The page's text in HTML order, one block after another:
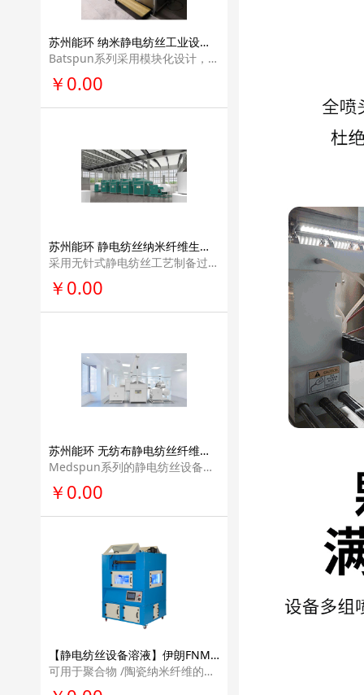
苏州能环 纳米静电纺丝工业设备材料生产线产业化解决方案能源电池材料领域专业量产设备Batspun系列
Batspun系列采用模块化设计，扩展性强，可根 据客户需求定制产能；兼容性高，可根据客户需求定制多种配件用于环境控制，多组分 纺丝等。
￥0.00
苏州能环 静电纺丝纳米纤维生产线产业化解决方案流水线量产设备Filspun系列
采用无针式静电纺丝工艺制备过滤材料的专业 量产设备。其具有多个非针式的静电纺丝发射极，保证了纳米纤维丝在基底上分布均匀 的同时还提供了较大的产能。
￥0.00
苏州能环 无纺布静电纺丝纤维设备装置材料价格 生产线产业化解决方案专业量产设备Medspun系列
Medspun系列的静电纺丝设备是针对医用材料的专业量产设备。其针对血管支架，生 物敷料和组织工程提供了不同的接收器，同时其兼容多针式，同轴针式，非针式纺丝发 射极适用于多种静电纺丝原料。
￥0.00
【静电纺丝设备溶液】伊朗FNM公司进口吹喷式中试级台式静电纺丝机设备科研教学研发电纺丝设备NFL60RB
可用于聚合物 /陶瓷纳米纤维的中试级生产，应用领域广泛。采用这种设备，可以进行中式级的不同基材的纳米纤维涂层。